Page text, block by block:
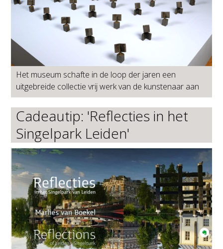
Het museum schafte in de loop der jaren een
uitgebreide collectie vrij werk van de kunstenaar aan
Cadeautip: 'Reflecties in het
Singelpark Leiden'